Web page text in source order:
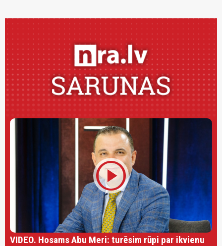
play_circle
VIDEO. Hosams Abu Meri: turēsim rūpi par ikvienu